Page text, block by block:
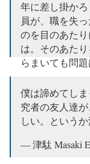
年に差し掛か
員が、職を失
のを目のあた
は。そのあた
らまいても問
— 何者でもな
月15日
僕は諦めてし
究者の友人達
しい。という
— 津駄 Masaki